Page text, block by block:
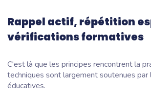
Rappel actif, répétition
vérifications formatives
C'est là que les principes rencontrent la
techniques sont largement soutenues par
éducatives.